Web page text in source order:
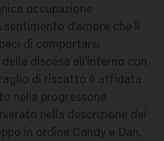
occupazione
d'amore che li
di comportarsi
discesa all'inferno con
di riscatto è affidata
nella progressone
nella descrizione dei
in ordine Candy e Dan,